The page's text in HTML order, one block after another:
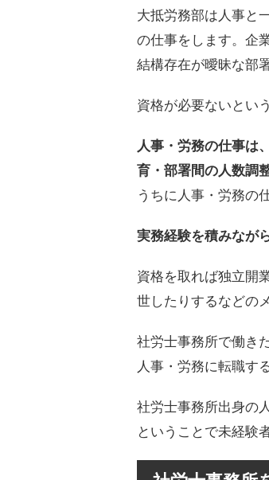
大抵労務部は人事と
の仕事をします。企
結構存在が曖昧な部
資格が必要ないとい
人事・労務の仕事は
育・部署間の人数調
うちに人事・労務の
実務経験を積みなが
資格を取れば独立開
世したりするなどの
社労士事務所で働き
人事・労務に転職す
社労士事務所出身の
ということで未経験